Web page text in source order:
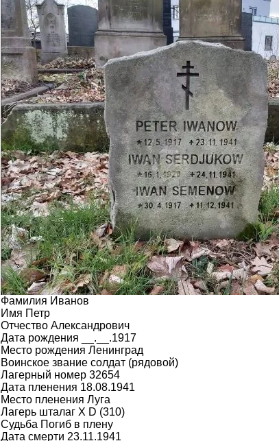
Фамилия Иванов
Имя Петр
Отчество Александрович
Дата рождения __.__.1917
Место рождения Ленинград
Воинское звание солдат (рядовой)
Лагерный номер 32654
Дата пленения 18.08.1941
Место пленения Луга
Лагерь шталаг X D (310)
Судьба Погиб в плену
Дата смерти 23.11.1941